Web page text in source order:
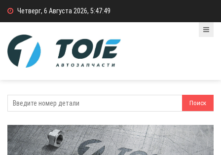
Четверг, 6 Августа 2026, 5:47:50